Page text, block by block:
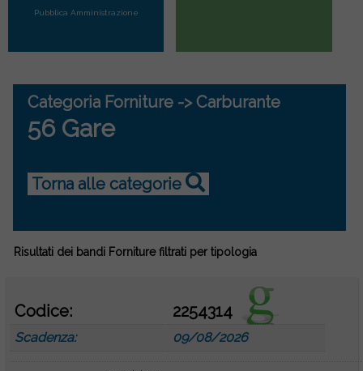
Pubblica Amministrazione
Categoria Forniture -> Carburante
56 Gare
Torna alle categorie
Risultati dei bandi Forniture filtrati per tipologia
Codice: 2254314
Scadenza: 09/08/2026